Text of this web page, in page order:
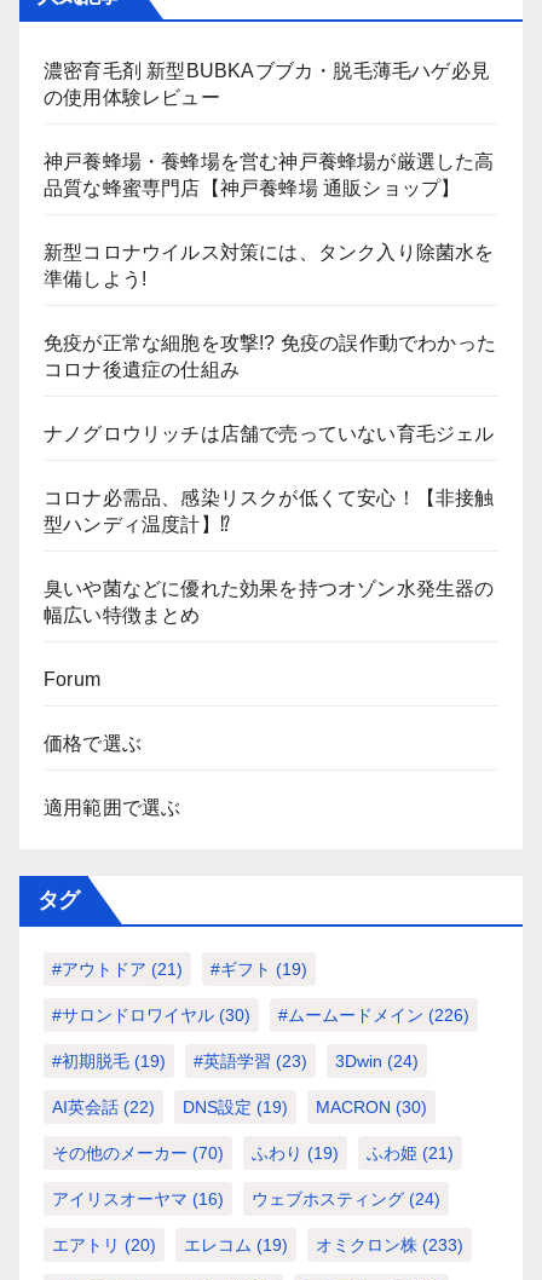
濃密育毛剤 新型BUBKAブブカ・脱毛薄毛ハゲ必見
の使用体験レビュー
神戸養蜂場・養蜂場を営む神戸養蜂場が厳選した高
品質な蜂蜜専門店【神戸養蜂場 通販ショップ】
新型コロナウイルス対策には、タンク入り除菌水を
準備しよう!
免疫が正常な細胞を攻撃!? 免疫の誤作動でわかった
コロナ後遺症の仕組み
ナノグロウリッチは店舗で売っていない育毛ジェル
コロナ必需品、感染リスクが低くて安心！【非接触
型ハンディ温度計】⁉
臭いや菌などに優れた効果を持つオゾン水発生器の
幅広い特徴まとめ
Forum
価格で選ぶ
適用範囲で選ぶ
タグ
#アウトドア (21) #ギフト (19)
#サロンドロワイヤル (30) #ムームードメイン (226)
#初期脱毛 (19) #英語学習 (23) 3Dwin (24)
AI英会話 (22) DNS設定 (19) MACRON (30)
その他のメーカー (70) ふわり (19) ふわ姫 (21)
アイリスオーヤマ (16) ウェブホスティング (24)
エアトリ (20) エレコム (19) オミクロン株 (233)